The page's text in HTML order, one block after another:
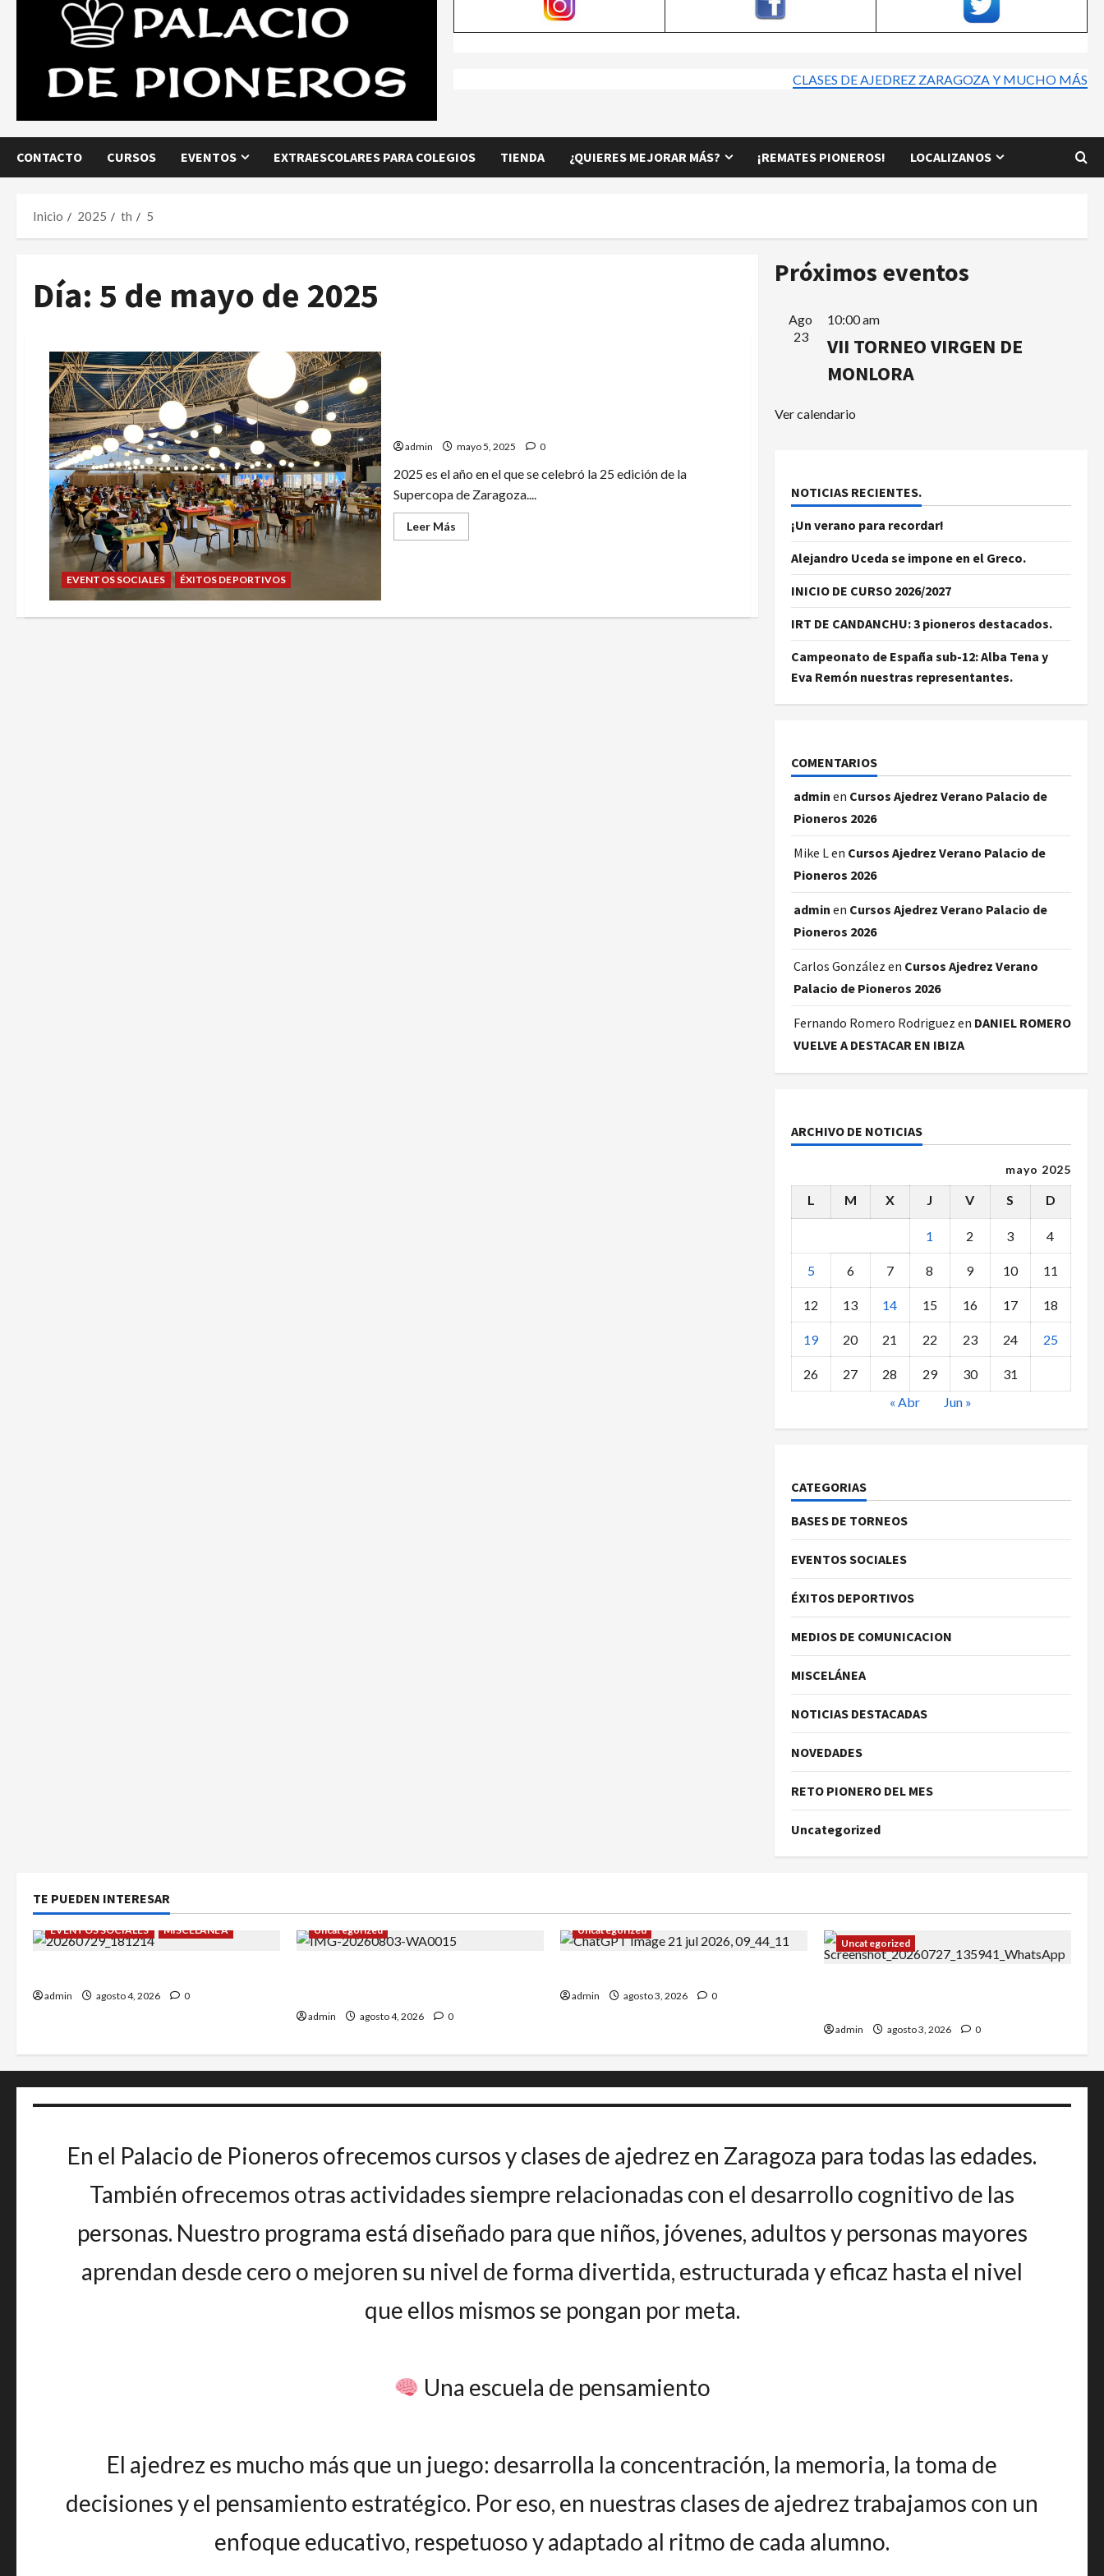
CLASES DE AJEDREZ ZARAGOZA Y MUCHO MÁS
CONTACTO CURSOS EVENTOS EXTRAESCOLARES PARA COLEGIOS TIENDA ¿QUIERES MEJORAR MÁS? ¡REMATES PIONEROS! LOCALIZANOS
Inicio 2025 th 5
Día: 5 de mayo de 2025
EVENTOS SOCIALES ÉXITOS DEPORTIVOS
admin mayo 5, 2025 0
2025 es el año en el que se celebró la 25 edición de la
Supercopa de Zaragoza....
Leer MásLeer
más
REPARTIENDO
Próximos eventos
Ago
23
10:00 am
VII TORNEO VIRGEN DE
MONLORA
Ver calendario
NOTICIAS RECIENTES.
¡Un verano para recordar!
Alejandro Uceda se impone en el Greco.
INICIO DE CURSO 2026/2027
IRT DE CANDANCHU: 3 pioneros destacados.
Campeonato de España sub-12: Alba Tena y
Eva Remón nuestras representantes.
COMENTARIOS
admin en Cursos Ajedrez Verano Palacio de
Pioneros 2026
Mike Len Cursos Ajedrez Verano Palacio de
Pioneros 2026
admin en Cursos Ajedrez Verano Palacio de
Pioneros 2026
Carlos González en Cursos Ajedrez Verano
Palacio de Pioneros 2026
Fernando Romero Rodriguez en DANIEL ROMERO
VUELVE A DESTACAR EN IBIZA
ARCHIVO DE NOTICIAS
mayo 2025
L M X J V S D
1 2 3 4
5 6 7 8 9 10 11
12 13 14 15 16 17 18
19 20 21 22 23 24 25
26 27 28 29 30
31
« Abr
Jun »
CATEGORIAS
BASES DE TORNEOS
EVENTOS SOCIALES
ÉXITOS DEPORTIVOS
MEDIOS DE COMUNICACION
MISCELÁNEA
NOTICIAS DESTACADAS
NOVEDADES
RETO PIONERO DEL MES
Uncategorized
TE PUEDEN INTERESAR
EVENTOS SOCIALES MISCELÁNEA
admin agosto 4, 2026 0
Uncategorized
admin agosto 4, 2026 0
Uncategorized
admin agosto 3, 2026 0
Uncategorized
admin agosto 3, 2026 0
En el Palacio de Pioneros ofrecemos cursos y clases de ajedrez en Zaragoza para todas las edades.
También ofrecemos otras actividades siempre relacionadas con el desarrollo cognitivo de las
personas. Nuestro programa está diseñado para que niños, jóvenes, adultos y personas mayores
aprendan desde cero o mejoren su nivel de forma divertida, estructurada y eficaz hasta el nivel
que ellos mismos se pongan por meta.
Una escuela de pensamiento
El ajedrez es mucho más que un juego: desarrolla la concentración, la memoria, la toma de
decisiones y el pensamiento estratégico. Por eso, en nuestras clases de ajedrez trabajamos con un
enfoque educativo, respetuoso y adaptado al ritmo de cada alumno.